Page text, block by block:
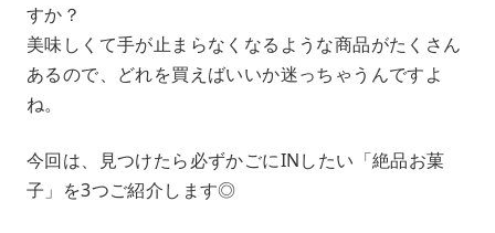
すか？
美味しくて手が止まらなくなるような商品がたくさん
あるので、どれを買えばいいか迷っちゃうんですよ
ね。
今回は、見つけたら必ずかごにINしたい「絶品お菓
子」を3つご紹介します◎